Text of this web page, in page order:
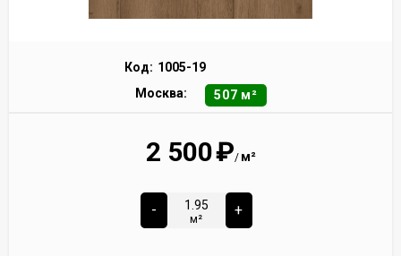
Код: 1005-19
Москва:
507 м²
2 500₽/ м²
-
м²
+